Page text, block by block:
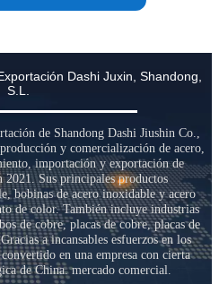
Dashi Juxin, Shandong,
S.L.
de Shandong Dashi Jiushin Co.,
y comercialización de acero,
importación y exportación de
2021. Sus principales productos
bobinas de acero inoxidable y acero
de color. También incluye industrias
de cobre, placas de cobre, placas de
a incansables esfuerzos en los
en una empresa con cierta
de China. mercado comercial.